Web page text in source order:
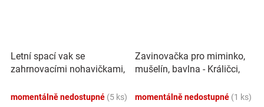
Letní spací vak se
zahrnovacími nohavičkami,
potiskem, M
momentálně nedostupné (5 ks)
Zavinovačka pro miminko,
mušelín, bavlna - Králičci,
momentálně nedostupné (1 ks)